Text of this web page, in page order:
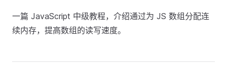
一篇 JavaScript 中级教程，介绍通过为 JS 数组分配连
续内存，提高数组的读写速度。